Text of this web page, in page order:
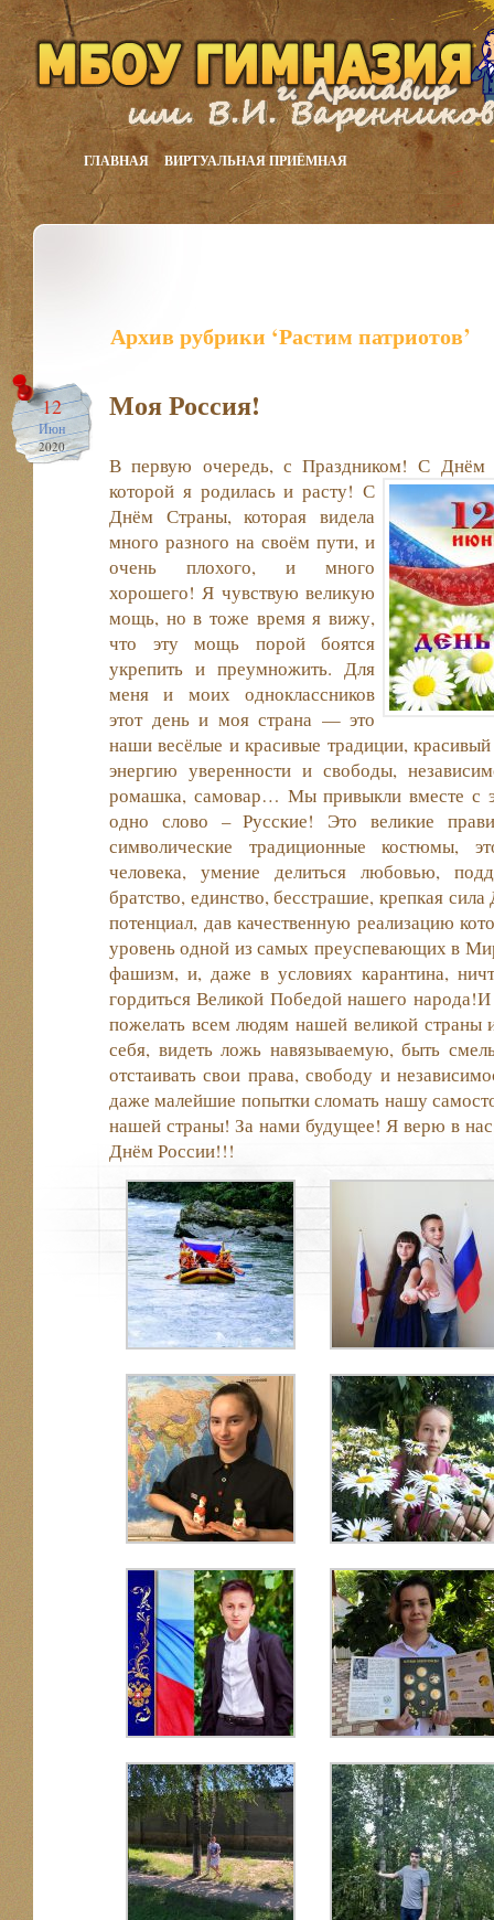
ГЛАВНАЯ ВИРТУАЛЬНАЯ ПРИЁМНАЯ
Архив рубрики ‘Растим патриотов’
12
Июн
2020
Моя Россия!
В первую очередь, с Праздником! С
которой я родилась и расту! С
Днём Страны, которая видела
много разного на своём пути, и
очень плохого, и много
хорошего! Я чувствую великую
мощь, но в тоже время я вижу,
что эту мощь порой боятся
укрепить и преумножить. Для
меня и моих одноклассников
этот день и моя страна — это
наши весёлые и красивые традиции,
энергию уверенности и свободы,
ромашка, самовар… Мы привыкли вместе с
одно слово – Русские! Это великие
символические традиционные костюмы,
человека, умение делиться любовью,
братство, единство, бесстрашие, крепкая
потенциал, дав качественную реализацию
уровень одной из самых преуспевающих в
фашизм, и, даже в условиях карантина,
гордиться Великой Победой нашего
пожелать всем людям нашей великой страны
себя, видеть ложь навязываемую, быть
отстаивать свои права, свободу и
даже малейшие попытки сломать нашу
нашей страны! За нами будущее! Я верю в
Днём России!!!